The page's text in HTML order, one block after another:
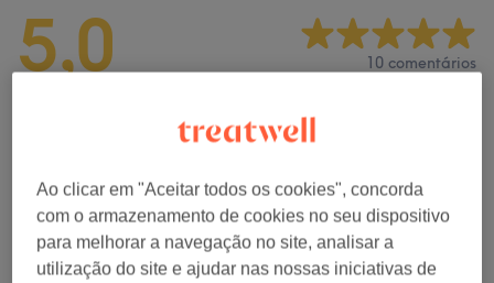
5,0 10 comentários
Empregados
Ao clicar em "Aceitar todos os cookies", concorda
com o armazenamento de cookies no seu dispositivo
para melhorar a navegação no site, analisar a
utilização do site e ajudar nas nossas iniciativas de